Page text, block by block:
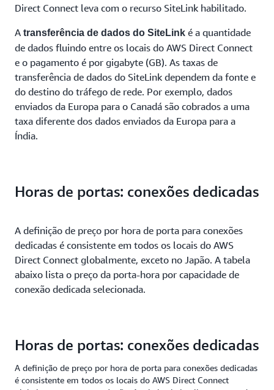
Direct Connect leva com o recurso SiteLink habilitado.
A transferência de dados do SiteLink é a quantidade
de dados fluindo entre os locais do AWS Direct Connect
e o pagamento é por gigabyte (GB). As taxas de
transferência de dados do SiteLink dependem da fonte e
do destino do tráfego de rede. Por exemplo, dados
enviados da Europa para o Canadá são cobrados a uma
taxa diferente dos dados enviados da Europa para a
Índia.
Horas de portas: conexões dedicadas
A definição de preço por hora de porta para conexões
dedicadas é consistente em todos os locais do AWS
Direct Connect globalmente, exceto no Japão. A tabela
abaixo lista o preço da porta-hora por capacidade de
conexão dedicada selecionada.
Horas de portas: conexões dedicadas
A definição de preço por hora de porta para conexões dedicadas
é consistente em todos os locais do AWS Direct Connect